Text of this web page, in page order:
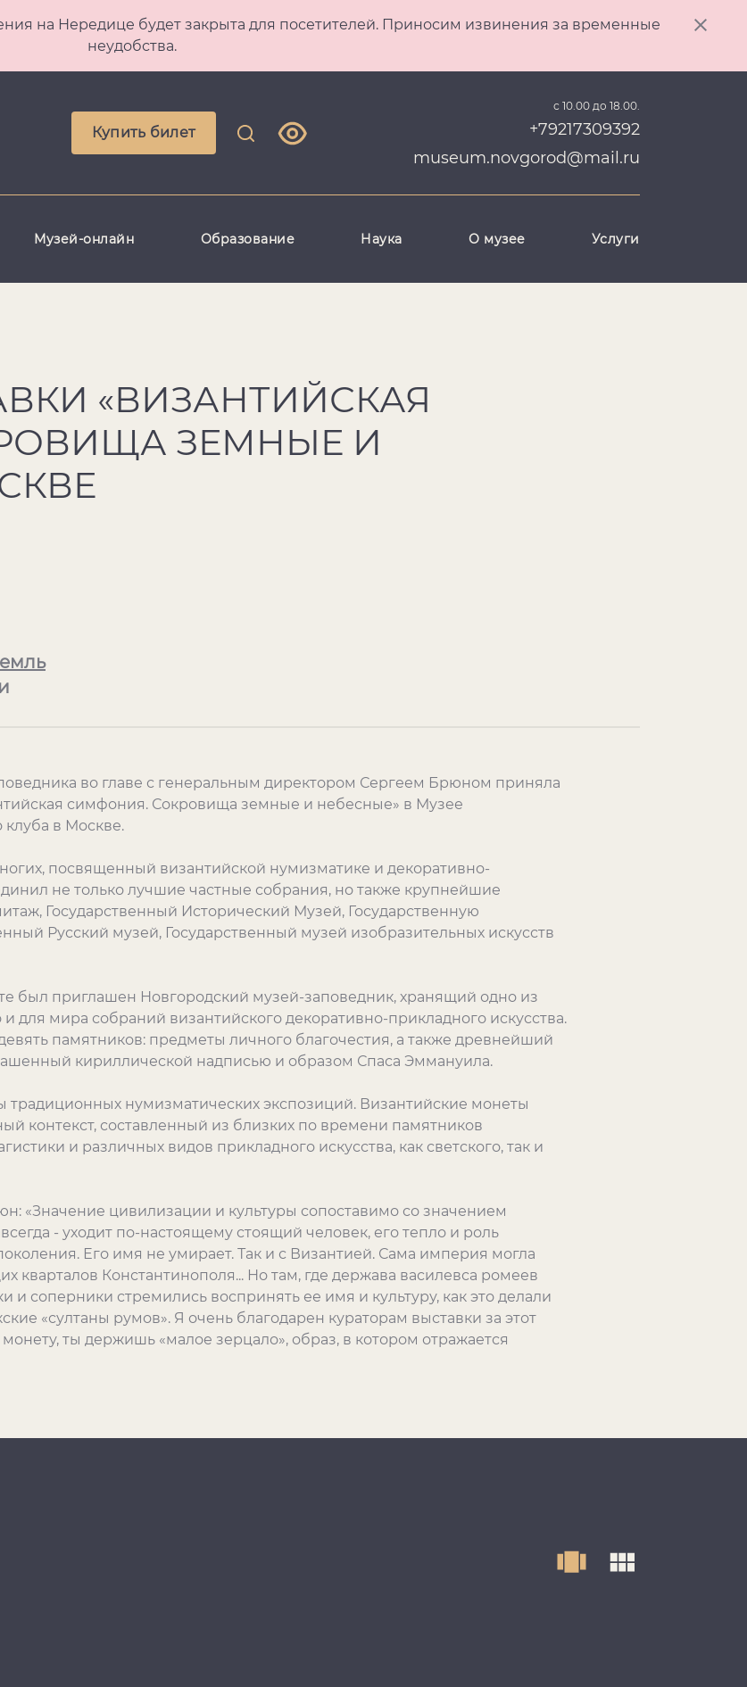
на Нередице будет закрыта для посетителей. Приносим извинения за временные
неудобства.
Купить билет
с 10.00 до 18.00.
+79217309392
museum.novgorod@mail.ru
Музей-онлайн Образование Наука О музее Услуги
«ВИЗАНТИЙСКАЯ
ЗЕМНЫЕ И
во главе с генеральным директором Сергеем Брюном приняла
симфония. Сокровища земные и небесные» в Музее
в Москве.
посвященный византийской нумизматике и декоративно-
не только лучшие частные собрания, но также крупнейшие
Государственный Исторический Музей, Государственную
Русский музей, Государственный музей изобразительных искусств
был приглашен Новгородский музей-заповедник, хранящий одно из
для мира собраний византийского декоративно-прикладного искусства.
памятников: предметы личного благочестия, а также древнейший
кириллической надписью и образом Спаса Эммануила.
традиционных нумизматических экспозиций. Византийские монеты
контекст, составленный из близких по времени памятников
и различных видов прикладного искусства, как светского, так и
«Значение цивилизации и культуры сопоставимо со значением
- уходит по-настоящему стоящий человек, его тепло и роль
Его имя не умирает. Так и с Византией. Сама империя могла
кварталов Константинополя... Но там, где держава василевса ромеев
соперники стремились воспринять ее имя и культуру, как это делали
«султаны румов». Я очень благодарен кураторам выставки за этот
ты держишь «малое зерцало», образ, в котором отражается